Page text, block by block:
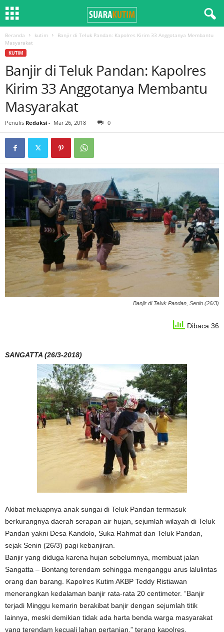
Beranda kutim
Banjir di Teluk Pandan: Kapolres Kirim 33 Anggotanya Membantu
Masyarakat
KUTIM
Banjir di Teluk Pandan: Kapolres
Kirim 33 Anggotanya Membantu
Masyarakat
Penulis Redaksi - Mar 26, 2018 0
Banjir di Teluk Pandan, Senin (26/3)
Dibaca 36
SANGATTA (26/3-2018)
Akibat meluapnya anak sungai di Teluk Pandan termasuk
berkurangnya daerah serapan air hujan, sejumlah wilayah di Teluk
Pandan yakni Desa Kandolo, Suka Rahmat dan Teluk Pandan,
sejak Senin (26/3) pagi kebanjiran.
Banjir yang diduga karena hujan sebelumnya, membuat jalan
Sangatta – Bontang terendam sehingga menganggu arus lalulintas
orang dan barang. Kapolres Kutim AKBP Teddy Ristiawan
menerangkan kedalaman banjir rata-rata 20 centimeter. “Banjir
terjadi Minggu kemarin berakibat banjir dengan sejumlah titik
lainnya, meski demikian tidak ada harta benda warga masyarakat
yang terendam kecuali lahan pertanian,” terang kapolres.